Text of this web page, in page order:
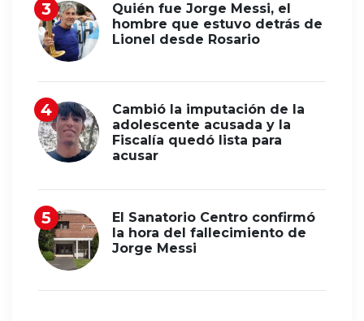
Quién fue Jorge Messi, el
hombre que estuvo detrás de
Lionel desde Rosario
Cambió la imputación de la
adolescente acusada y la
Fiscalía quedó lista para
acusar
El Sanatorio Centro confirmó
la hora del fallecimiento de
Jorge Messi